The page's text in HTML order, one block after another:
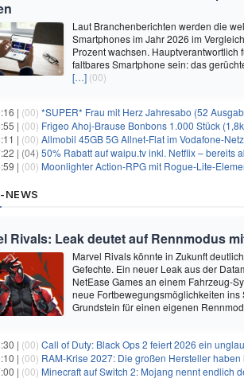
Laut Branchenberichten werden die
Smartphones im Jahr 2026 im
Prozent wachsen.
faltbares Smartphone sein: das
[…] (00)
| (00) *SUPER* Frau mit Herz Jahresabo (52
| (00) Frigeo Ahoj-Brause Bonbons 1.000 Stück
| (00) Allmobil 45GB 5G Allnet-Flat im Vodafone-Netz für
| (04) 50% Rabatt auf waipu.tv inkl. Netflix – bereits
| (00) Moonlighter Action-RPG mit Rogue-Lite-
NEWS
Rivals: Leak deutet auf Rennmodus
Marvel Rivals könnte in Zukunft
Gefechte. Ein neuer Leak aus der
NetEase Games an einem Fahrzeug-
neue Fortbewegungsmöglichkeiten
Grundstein für einen eigenen
| (00) Call of Duty: Black Ops 2 feiert 2026 ein
| (00) RAM-Krise 2027: Die großen Hersteller
| (00) Minecraft auf Switch 2: Mojang nennt endlich